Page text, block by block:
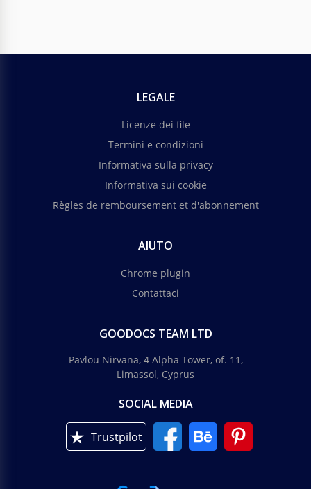
LEGALE
Licenze dei file
Termini e condizioni
Informativa sulla privacy
Informativa sui cookie
Règles de remboursement et d'abonnement
AIUTO
Chrome plugin
Contattaci
GOODOCS TEAM LTD
Pavlou Nirvana, 4 Alpha Tower, of. 11,
Limassol, Cyprus
SOCIAL MEDIA
Trustpilot